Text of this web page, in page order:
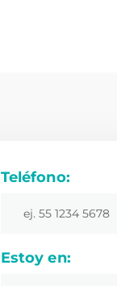
Teléfono:
Estoy en: